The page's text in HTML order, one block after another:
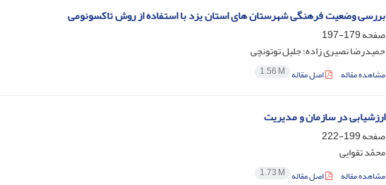
بررسی وضعیت فرهنگی شهرستان های استان یزد با استفاده از روش تاکسونومی
صفحه179-197
حمیدرضا نصیری زاده؛ جلیل توتونچی
مشاهده مقاله اصل مقاله 1.56 M
ارزشیابی در سازمان و مدیریت
صفحه199-222
محمّد تقوایی
مشاهده مقاله اصل مقاله 1.73 M